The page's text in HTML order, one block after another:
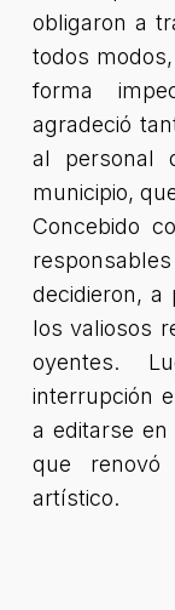
obligaron a
todos
forma
agradeció
al personal
municipio,
Concebido
decidieron, a
los valiosos
oyentes.
interrupción
a editarse en
que renovó
artístico.